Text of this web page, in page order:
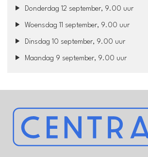
Donderdag 12 september, 9.00 uur
Woensdag 11 september, 9.00 uur
Dinsdag 10 september, 9.00 uur
Maandag 9 september, 9.00 uur